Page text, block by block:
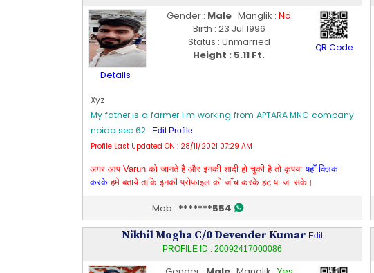
Details
Gender : Male Manglik : No
Birth : 23 Jul 1996
Status : Unmarried
Height : 5.11 Ft.
QR Code
Xyz
My father is a farmer I m working from APTARA MNC company
noida sec 62
Edit Profile
Profile Last Updated ON : 28/11/2021 07:29 AM
अगर आप Varun को जानते है और इनकी शादी हो चुकी है तो कृपयायहाँ क्लिक
करकेहमे बताये ताकि इनकी प्रोफाइल को जाँच करके हटाया जा सके।
Mob : *******554
Nikhil Mogha C/0 Devender Kumar Edit
PROFILE ID : 20092417000086